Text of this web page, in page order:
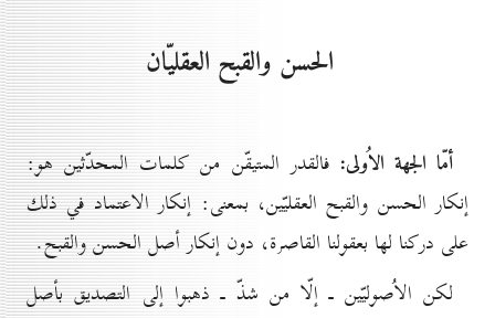
الحسن والقبح العقليّان
أمّا الجهة الاُولى: فالقدر المتيقّن من كلمات المحدّثين هو:
إنكار الحسن والقبح العقليّين، بمعنى: إنكار الاعتماد في ذلك
على دركنا لها بعقولنا القاصرة، دون إنكار أصل الحسن والقبح.
لكن الاُصوليّين ـ إلّا من شذّ ـ ذهبوا إلى التصديق بأصل